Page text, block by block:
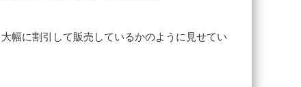
幅に割引して販売しているかのように見せてい